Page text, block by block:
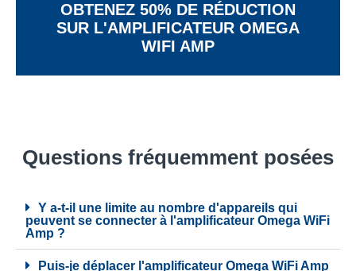
OBTENEZ 50% DE RÉDUCTION
SUR L'AMPLIFICATEUR OMEGA
WIFI AMP
Questions fréquemment posées
Y a-t-il une limite au nombre d'appareils qui
peuvent se connecter à l'amplificateur Omega WiFi
Amp ?
Puis-je déplacer l'amplificateur Omega WiFi Amp